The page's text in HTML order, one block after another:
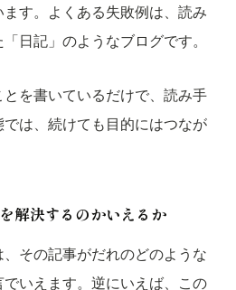
す。よくある失敗例は、読み
日記」のようなブログです。
を書いているだけで、読み手
は、続けても目的にはつなが
解決するのかいえるか
その記事がだれのどのような
いえます。逆にいえば、この